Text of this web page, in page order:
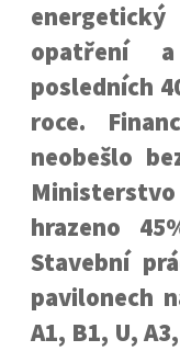
opatření
posledních
roce.
neobešlo
Ministerstvo
hrazeno
Stavební
pavilonech
A1, B1, U,